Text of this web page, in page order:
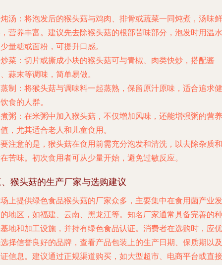
炖汤 ：将泡发后的猴头菇与鸡肉、排骨或蔬菜一同炖煮，汤味鲜
营养丰富。建议先去除猴头菇的根部苦味部分，泡发时用温水
量糖或面粉，可提升口感。
炒菜 ：切片或撕成小块的猴头菇可与青椒、肉类快炒，搭配酱
蒜末等调味，简单易做。
蒸制 ：将猴头菇与调味料一起蒸熟，保留原汁原味，适合追求健
食的人群。
煮粥 ：在米粥中加入猴头菇，不仅增加风味，还能增强粥的营养
，尤其适合老人和儿童食用。
注意的是，猴头菇在食用前需充分泡发和清洗，以去除杂质和
苦味。初次食用者可从少量开始，避免过敏反应。
猴头菇的生产厂家与选购建议
上提供绿色食品猴头菇的厂家众多，主要集中在食用菌产业发
地区，如福建、云南、黑龙江等。知名厂家通常具备完善的种
地和加工设施，并持有绿色食品认证。消费者在选购时，应优
择信誉良好的品牌，查看产品包装上的生产日期、保质期以及
信息。建议通过正规渠道购买，如大型超市、电商平台或直接